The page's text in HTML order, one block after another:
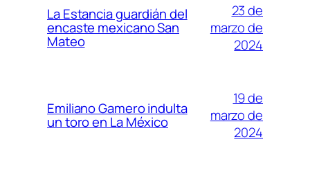
La Estancia guardián del
encaste mexicano San
Mateo
23 de
marzo de
2024
Emiliano Gamero indulta
un toro en La México
19 de
marzo de
2024